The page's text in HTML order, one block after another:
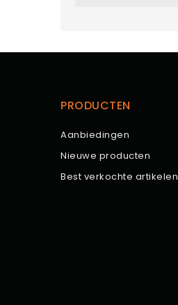
PRODUCTEN
Aanbiedingen
Nieuwe producten
Best verkochte artikelen